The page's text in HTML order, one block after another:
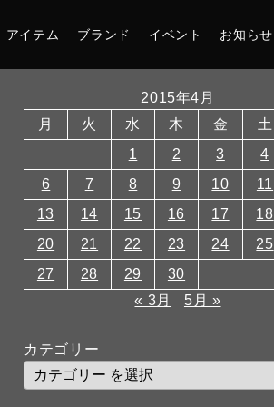
アイテム ブランド イベント お知らせ
2015年4月
月
火 水 木 金 土
1
2 3 4
6
7 8 9 10 11
13
14 15 16 17 18
20
21 22 23 24 25
27
28 29
30
« 3月
5月 »
カテゴリー